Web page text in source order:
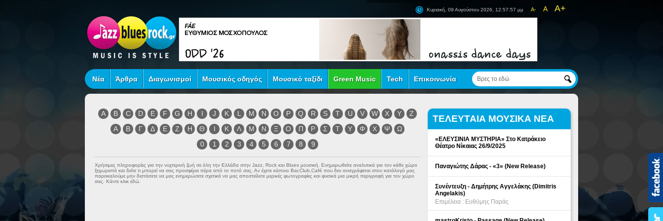
A- A A+
Κυριακή, 09 Αυγούστου 2026, 12:57:57 μμ
Νέα Άρθρα Διαγωνισμοί Μουσικός οδηγός Μουσικό ταξίδι Green Music Tech Επικοινωνία
A B C D E F G H I J K L M N O P Q R S T U V W X Y
Z
Α
Β Γ Δ Ε Ζ Η Θ Ι Κ Λ Μ Ν Ξ Ο Π Ρ Σ Τ Υ Φ Χ Ψ
Ω
0
1 2 3 4 5 6 7 8 9
Χρήσιμες πληροφορίες για την νυχτερινή ζωή σε όλη την Ελλάδα στην Jazz Rock και Blues μουσική. Ενημερωθείτε αναλυτικά για τον κάθε χώρο
ξεχωριστά και δείτε τι μπορεί να σας προσφέρει πέρα από το ποτό σας. Αν έχετε κάποιο Bar,Club,Café που δεν αναγράφεται στον κατάλογό μας
παρακαλούμε μην διστάσετε να μας ενημερώσετε σχετικά να μας αποστείλετε μερικές φωτογραφίες και φυσικά μια μικρή περιγραφή για τον χώρο
σας. Κάντε κλικ εδώ.
ΤΕΛΕΥΤΑΙΑ ΜΟΥΣΙΚΑ ΝΕΑ
«ΕΛΕΥΣΙΝΙΑ ΜΥΣΤΗΡΙΑ» Στο Κατράκειο
Θέατρο Νίκαιας 26/9/2025
Παναγιώτης Δάρας - «3» (New Release)
Συνέντευξη - Δημήτρης Αγγελάκης (Dimitris
Angelakis)
Επιμέλεια : Ευθύμης Παράς